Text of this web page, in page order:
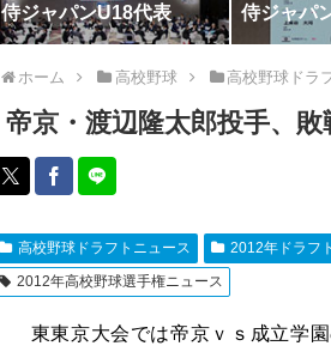
侍ジャパンU18代表 侍ジャパ
ホーム 高校野球 高校野球ドラ
帝京・渡辺隆太郎投手、
高校野球ドラフトニュース
2012年ドラフ
2012年高校野球選手権ニュース
東東京大会では帝京ｖｓ成立学